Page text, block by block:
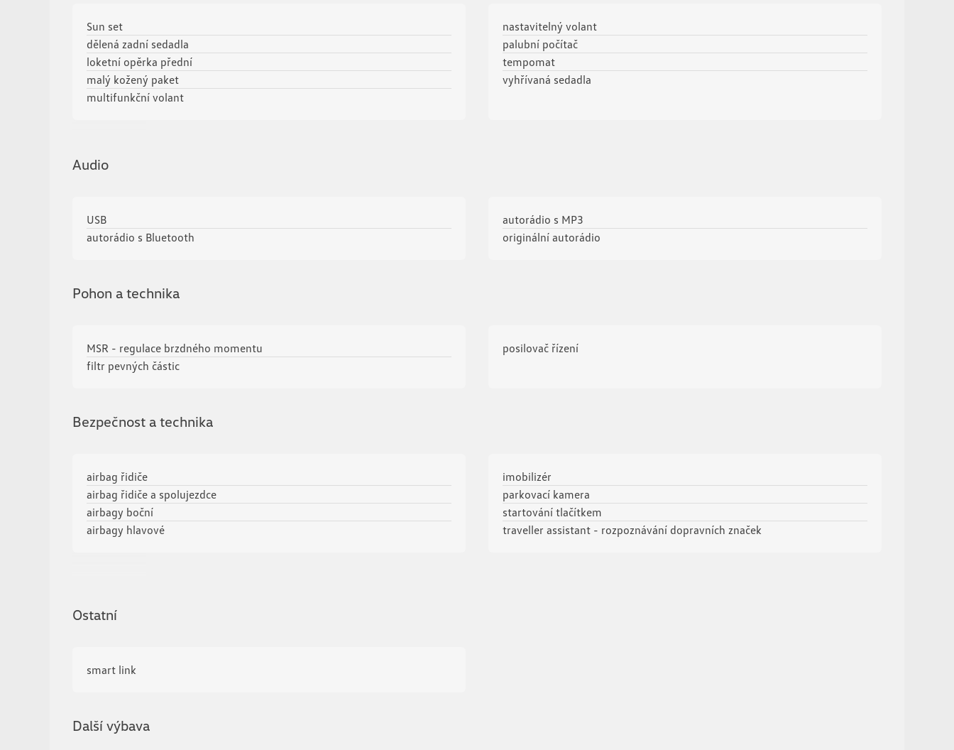
Sun set
dělená zadní sedadla
loketní opěrka přední
malý kožený paket
multifunkční volant
nastavitelný volant
palubní počítač
tempomat
vyhřívaná sedadla
Audio
USB
autorádio s Bluetooth
autorádio s MP3
originální autorádio
Pohon a technika
MSR - regulace brzdného momentu
filtr pevných částic
posilovač řízení
Bezpečnost a technika
airbag řidiče
airbag řidiče a spolujezdce
airbagy boční
airbagy hlavové
imobilizér
parkovací kamera
startování tlačítkem
traveller assistant - rozpoznávání dopravních značek
Ostatní
smart link
Další výbava